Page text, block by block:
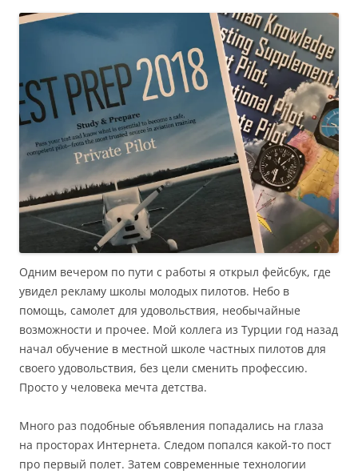
Одним вечером по пути с работы я открыл фейсбук, где
увидел рекламу школы молодых пилотов. Небо в
помощь, самолет для удовольствия, необычайные
возможности и прочее. Мой коллега из Турции год назад
начал обучение в местной школе частных пилотов для
своего удовольствия, без цели сменить профессию.
Просто у человека мечта детства.
Много раз подобные объявления попадались на глаза
на просторах Интернета. Следом попался какой-то пост
про первый полет. Затем современные технологии